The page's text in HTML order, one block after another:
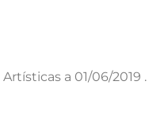
a 01/06/2019 .